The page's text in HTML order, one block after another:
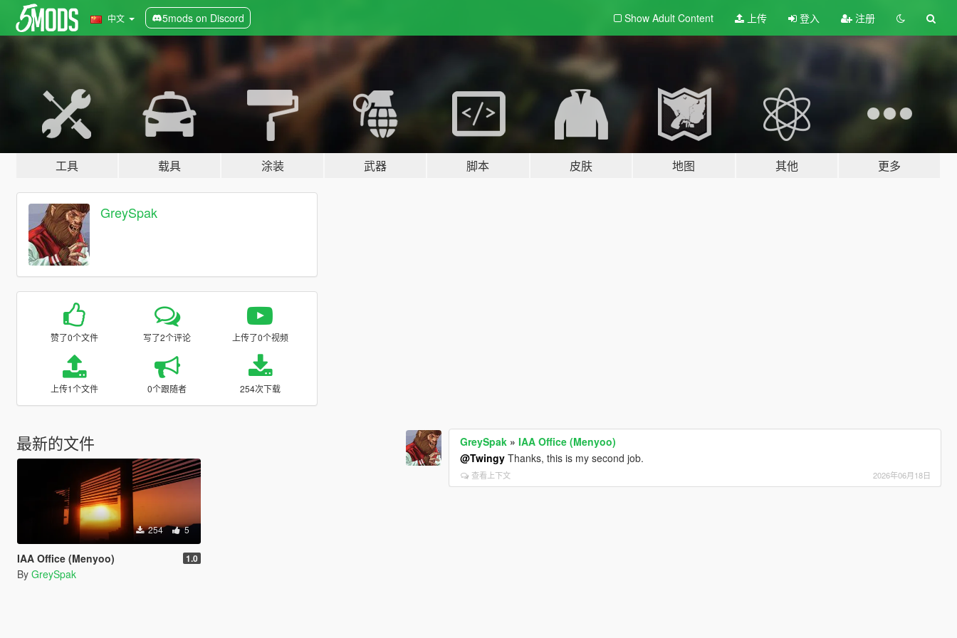
中文 5mods on Discord Show Adult Content 上传 登入 注册
工具 载具 涂装 武器 脚本 皮肤 地图 其他 更多
GreySpak
赞了0个文件 写了2个评论 上传了0个视频
上传1个文件 0个跟随者 254次下载
最新的文件
254 5
IAA Office (Menyoo) 1.0
By GreySpak
GreySpak »IAA Office (Menyoo)
@Twingy Thanks, this is my second job.
查看上下文 2026年06月18日